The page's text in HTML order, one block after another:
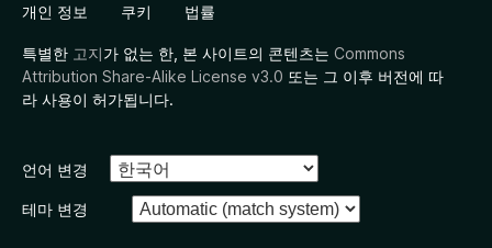
개인 정보 쿠키 법률
특별한 고지가 없는 한, 본 사이트의 콘텐츠는 Commons
Attribution Share-Alike License v3.0 또는 그 이후 버전에 따
라 사용이 허가됩니다.
언어 변경
테마 변경